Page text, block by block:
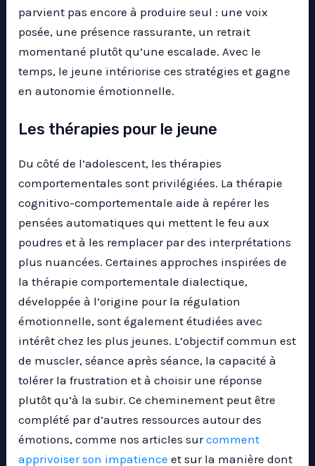
parvient pas encore à produire seul : une voix
posée, une présence rassurante, un retrait
momentané plutôt qu’une escalade. Avec le
temps, le jeune intériorise ces stratégies et gagne
en autonomie émotionnelle.
Les thérapies pour le jeune
Du côté de l’adolescent, les thérapies
comportementales sont privilégiées. La thérapie
cognitivo-comportementale aide à repérer les
pensées automatiques qui mettent le feu aux
poudres et à les remplacer par des interprétations
plus nuancées. Certaines approches inspirées de
la thérapie comportementale dialectique,
développée à l’origine pour la régulation
émotionnelle, sont également étudiées avec
intérêt chez les plus jeunes. L’objectif commun est
de muscler, séance après séance, la capacité à
tolérer la frustration et à choisir une réponse
plutôt qu’à la subir. Ce cheminement peut être
complété par d’autres ressources autour des
émotions, comme nos articles surcomment
apprivoiser son impatience et sur la manière dont